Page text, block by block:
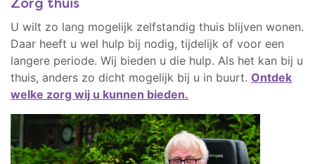
Zorg thuis
U wilt zo lang mogelijk zelfstandig thuis blijven wonen.
Daar heeft u wel hulp bij nodig, tijdelijk of voor een
langere periode. Wij bieden u die hulp. Als het kan bij u
thuis, anders zo dicht mogelijk bij u in buurt. Ontdek
welke zorg wij u kunnen bieden.